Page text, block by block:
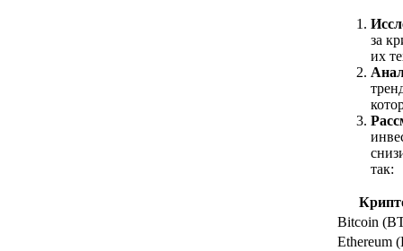
за
их
так:
Bitcoin
Ethereum